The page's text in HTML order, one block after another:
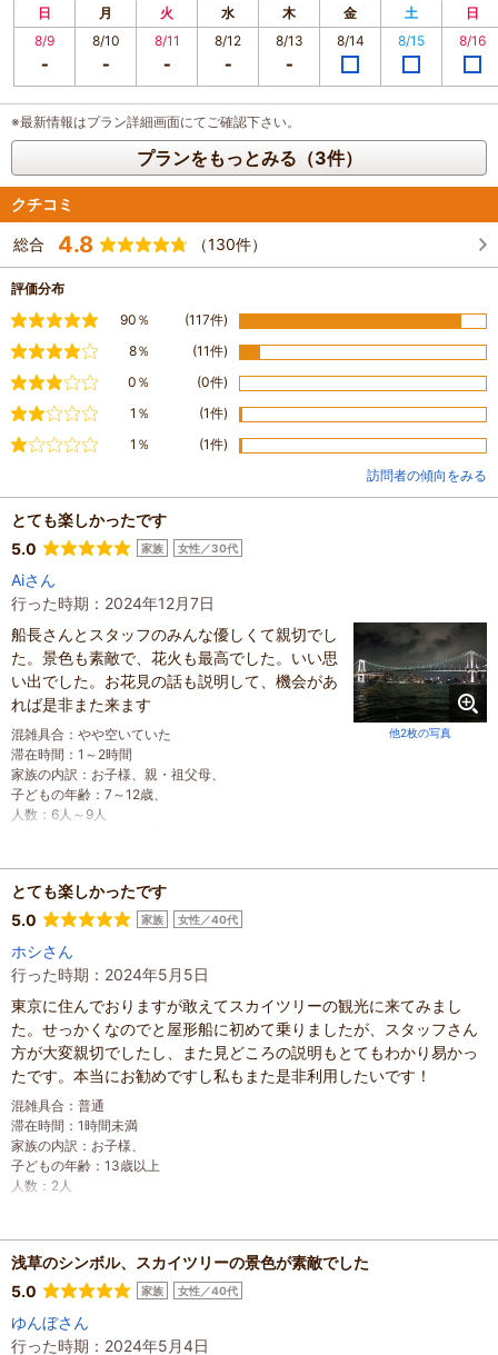
日 月 火 水 木 金 土
日
8/9
8/10 8/11 8/12 8/13 8/14 8/15 8/16
※最新情報はプラン詳細画面にてご確認下さい。
プランをもっとみる（3件）
クチコミ
総合 4.8 （130件）
評価分布
満足90％ (117件)
やや満足
8％ (11件)
普通0％ (0件)
やや不満
1％ (1件)
1％
(1件)
訪問者の傾向をみる
とても楽しかったです
5.0
家族 女性／30代
Aiさん
行った時期：2024年12月7日
他2枚の写真
船長さんとスタッフのみんな優しくて親切でし
た。景色も素敵で、花火も最高でした。いい思
い出でした。お花見の話も説明して、機会があ
れば是非また来ます
混雑具合 ： やや空いていた
滞在時間 ： 1～2時間
家族の内訳 ： お子様、 親・祖父母、
子どもの年齢 ： 7～12歳、
人数 ： 6人～9人
とても楽しかったです
5.0
家族 女性／40代
ホシさん
行った時期：2024年5月5日
東京に住んでおりますが敢えてスカイツリーの観光に来てみまし
た。せっかくなのでと屋形船に初めて乗りましたが、スタッフさん
方が大変親切でしたし、また見どころの説明もとてもわかり易かっ
たです。本当にお勧めですし私もまた是非利用したいです！
混雑具合 ： 普通
滞在時間 ： 1時間未満
家族の内訳 ： お子様、
子どもの年齢 ： 13歳以上
人数 ： 2人
浅草のシンボル、スカイツリーの景色が素敵でした
5.0
家族 女性／40代
ゆんぼさん
行った時期：2024年5月4日